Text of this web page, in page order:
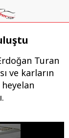
Turan
ve karların